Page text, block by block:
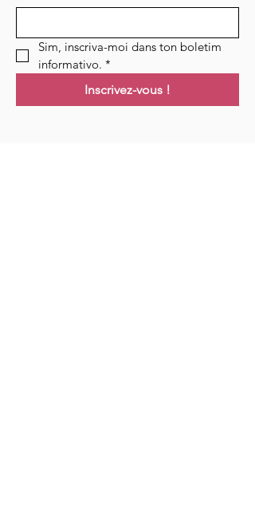
Sim, inscriva-moi dans ton boletim
informativo. *
Inscrivez-vous !